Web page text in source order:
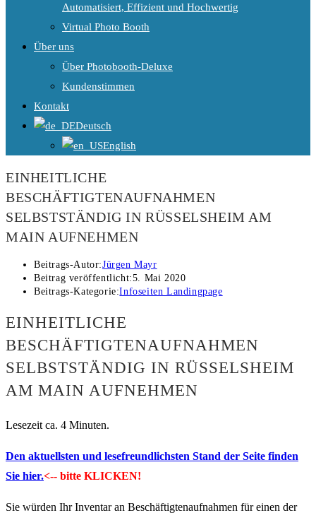
Automatisiert, Effizient und Hochwertig
Virtual Photo Booth
Über uns
Über Photobooth-Deluxe
Kundenstimmen
Kontakt
Deutsch
English
EINHEITLICHE
BESCHÄFTIGTENAUFNAHMEN
SELBSTSTÄNDIG IN RÜSSELSHEIM AM
MAIN AUFNEHMEN
Beitrags-Autor:Jürgen Mayr
Beitrag veröffentlicht:5. Mai 2020
Beitrags-Kategorie:Infoseiten Landingpage
EINHEITLICHE
BESCHÄFTIGTENAUFNAHMEN
SELBSTSTÄNDIG IN RÜSSELSHEIM
AM MAIN AUFNEHMEN
Lesezeit ca. 4 Minuten.
Den aktuellsten und lesefreundlichsten Stand der Seite finden
Sie hier.<-- bitte KLICKEN!
Sie würden Ihr Inventar an Beschäftigtenaufnahmen für einen der